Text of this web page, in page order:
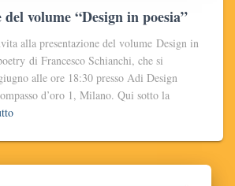
del volume “Design in poesia”
alla presentazione del volume Design in
di Francesco Schianchi, che si
alle ore 18:30 presso Adi Design
d’oro 1, Milano. Qui sotto la